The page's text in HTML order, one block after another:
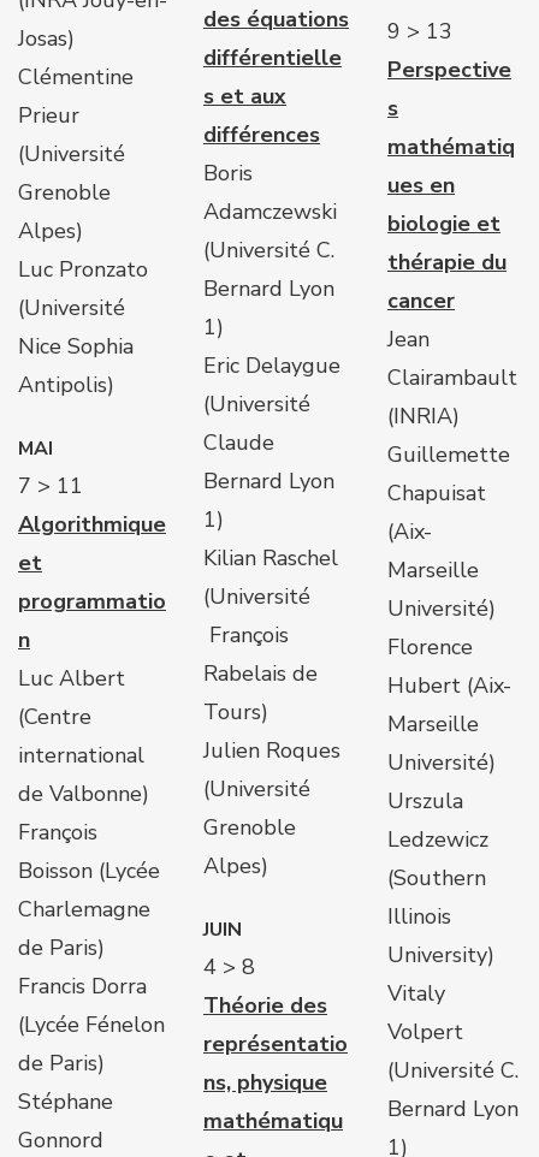
Josas)
Clémentine
Prieur
(Université
Grenoble
Alpes)
Luc Pronzato
(Université
Nice Sophia
Antipolis)
MAI
7 > 11
Algorithmique
et
programmatio
n
Luc Albert
(Centre
international
de Valbonne)
François
Boisson (Lycée
Charlemagne
de Paris)
Francis Dorra
(Lycée Fénelon
de Paris)
Stéphane
Gonnord
des équations
différentielle
s et aux
différences
Boris
Adamczewski
(Université C.
Bernard Lyon
1)
Eric Delaygue
(Université
Claude
Bernard Lyon
1)
Kilian Raschel
(Université
François
Rabelais de
Tours)
Julien Roques
(Université
Grenoble
Alpes)
JUIN
4 > 8
Théorie des
représentatio
ns, physique
mathématiqu
9 > 13
Perspective
s
mathématiq
ues en
biologie et
thérapie du
cancer
Jean
Clairambault
(INRIA)
Guillemette
Chapuisat
(Aix-
Marseille
Université)
Florence
Hubert (Aix-
Marseille
Université)
Urszula
Ledzewicz
(Southern
Illinois
University)
Vitaly
Volpert
(Université C.
Bernard Lyon
1)